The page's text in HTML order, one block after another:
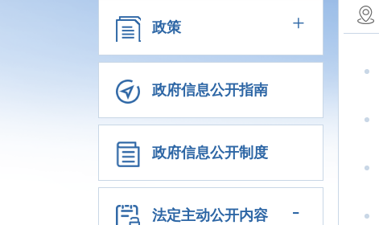
政策 +
政府信息公开指南
政府信息公开制度
法定主动公开内容 -